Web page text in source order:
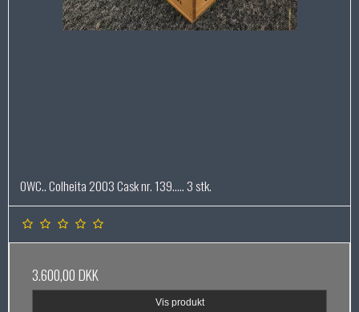
OWC.. Colheita 2003 Cask nr. 139..... 3 stk.
3.600,00 DKK
Vis produkt